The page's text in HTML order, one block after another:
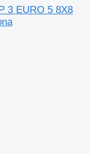
3 EURO 5 8X8